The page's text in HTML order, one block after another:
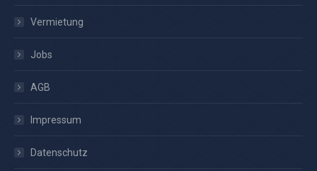
Vermietung
Jobs
AGB
Impressum
Datenschutz